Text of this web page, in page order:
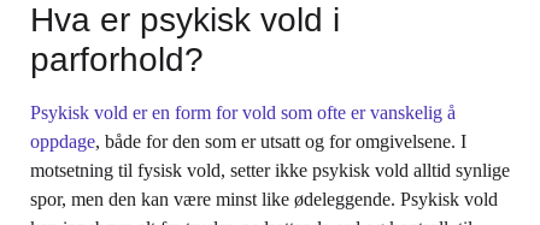
Hva er psykisk vold i
parforhold?
Psykisk vold er en form for vold som ofte er vanskelig å
oppdage, både for den som er utsatt og for omgivelsene. I
motsetning til fysisk vold, setter ikke psykisk vold alltid synlige
spor, men den kan være minst like ødeleggende. Psykisk vold